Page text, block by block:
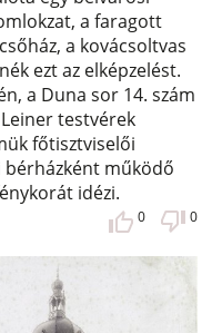
a faragott
a kovácsoltvas
ezt az elképzelést.
a Duna sor 14. szám
testvérek
főtisztviselői
bérházként működő
idézi.
0 0